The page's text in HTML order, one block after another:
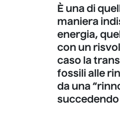
È una di
maniera
energia,
con un
caso la
fossili alle
da una
succedendo